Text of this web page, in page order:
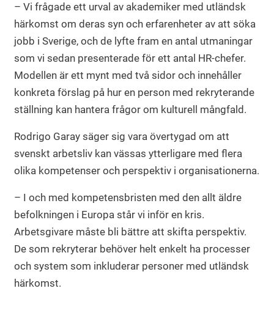
– Vi frågade ett urval av akademiker med utländsk
härkomst om deras syn och erfarenheter av att söka
jobb i Sverige, och de lyfte fram en antal utmaningar
som vi sedan presenterade för ett antal HR-chefer.
Modellen är ett mynt med två sidor och innehåller
konkreta förslag på hur en person med rekryterande
ställning kan hantera frågor om kulturell mångfald.
Rodrigo Garay säger sig vara övertygad om att
svenskt arbetsliv kan vässas ytterligare med flera
olika kompetenser och perspektiv i organisationerna.
– I och med kompetensbristen med den allt äldre
befolkningen i Europa står vi inför en kris.
Arbetsgivare måste bli bättre att skifta perspektiv.
De som rekryterar behöver helt enkelt ha processer
och system som inkluderar personer med utländsk
härkomst.